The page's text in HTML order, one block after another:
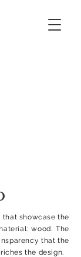
that showcase the
wood. The
that the
the design.